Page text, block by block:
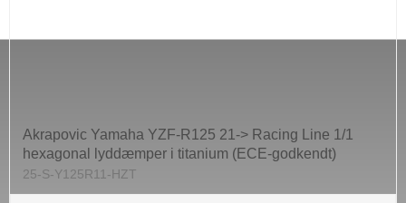
Akrapovic Yamaha YZF-R125 21-> Racing Line 1/1
hexagonal lyddæmper i titanium (ECE-godkendt)
25-S-Y125R11-HZT